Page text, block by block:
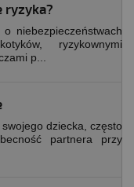
ryzyka?
niebezpieczeństwach
ryzykownymi
p...
dziecka, często
partnera przy